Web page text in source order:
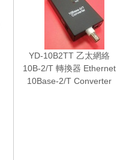
YD-10B2TT 乙太網絡
10B-2/T 轉換器 Ethernet
10Base-2/T Converter